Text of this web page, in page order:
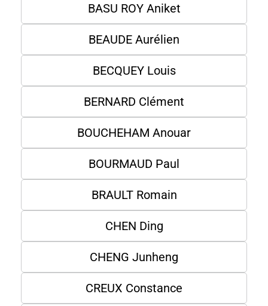
BASU ROY Aniket
BEAUDE Aurélien
BECQUEY Louis
BERNARD Clément
BOUCHEHAM Anouar
BOURMAUD Paul
BRAULT Romain
CHEN Ding
CHENG Junheng
CREUX Constance